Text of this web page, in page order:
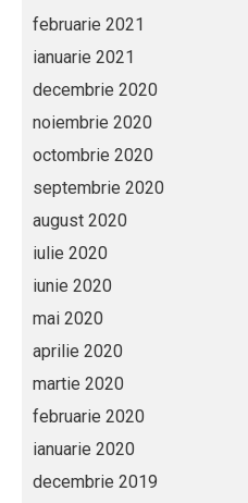
februarie 2021
ianuarie 2021
decembrie 2020
noiembrie 2020
octombrie 2020
septembrie 2020
august 2020
iulie 2020
iunie 2020
mai 2020
aprilie 2020
martie 2020
februarie 2020
ianuarie 2020
decembrie 2019